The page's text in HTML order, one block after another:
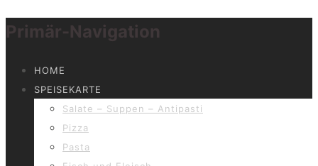
Primär-Navigation
HOME
SPEISEKARTE
Salate – Suppen – Antipasti
Pizza
Pasta